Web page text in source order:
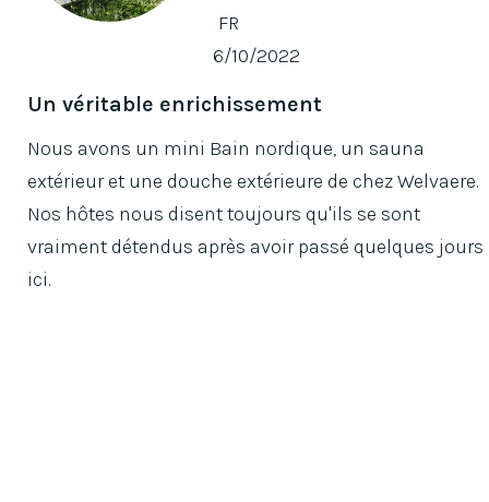
FR
6/10/2022
Un véritable enrichissement
Nous avons un mini Bain nordique, un sauna
extérieur et une douche extérieure de chez Welvaere.
Nos hôtes nous disent toujours qu'ils se sont
vraiment détendus après avoir passé quelques jours
ici.